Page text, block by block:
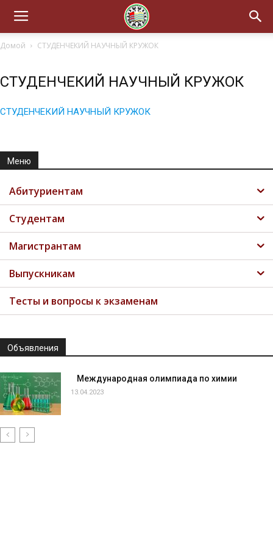
Домой СТУДЕНЧЕКИЙ НАУЧНЫЙ КРУЖОК
СТУДЕНЧЕКИЙ НАУЧНЫЙ КРУЖОК
СТУДЕНЧЕКИЙ НАУЧНЫЙ КРУЖОК
Меню
Абитуриентам
Студентам
Магистрантам
Выпускникам
Тесты и вопросы к экзаменам
Объявления
Международная олимпиада по химии
13.04.2023